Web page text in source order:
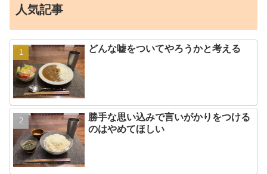
人気記事
どんな嘘をついてやろうかと考える
勝手な思い込みで言いがかりをつける
のはやめてほしい